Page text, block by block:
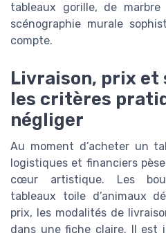
tableaux gorille, de
scénographie murale
compte.
Livraison, prix et
les critères
négliger
Au moment d’acheter un
logistiques et financiers
cœur artistique. Les
tableaux toile d’animaux
prix, les modalités de
dans une fiche claire. Il est